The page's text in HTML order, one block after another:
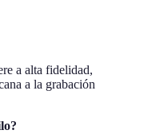
a alta fidelidad,
a la grabación